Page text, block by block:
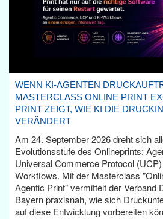
WENN KI-AGENTEN
MASTERCLASS ONLINE PRINT
PRINT ZEIGT, WIE KI DIE
VERÄNDERT
Am 24. September 2026 dreht sich
Evolutionsstufe des Onlineprints:
Universal Commerce Protocol
Workflows. Mit der Masterclass
Agentic Print" vermittelt der Verband
Bayern praxisnah, wie sich
auf diese Entwicklung vorbereiten